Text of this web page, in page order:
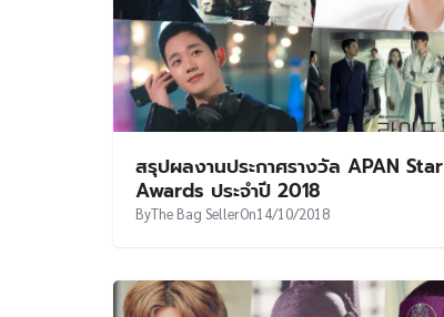
สรุปผลงานประกาศรางวัล APAN Star
Awards ประจำปี 2018
ByThe Bag SellerOn14/10/2018